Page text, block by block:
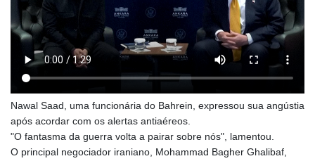
Nawal Saad, uma funcionária do Bahrein, expressou sua angústia
após acordar com os alertas antiaéreos.
"O fantasma da guerra volta a pairar sobre nós", lamentou.
O principal negociador iraniano, Mohammad Bagher Ghalibaf,